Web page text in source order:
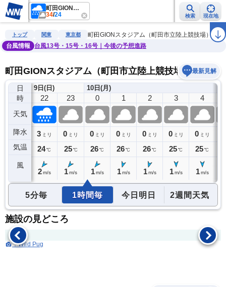
町田GIONスタジアム（町田市立陸上競技場）
34/24 検索 現在地
雨雲レーダー 台風情報 地震情報 警報・注意報 2週間天気 ラ
トップ 関東 東京都
町田GIONスタジアム（町田市立陸上競技場）
台風情報
台風13号・15号・16号｜今後の予想進路
町田GIONスタジアム（町田市立陸上競技場）の天気
最新見解
日
時
天気
降水
気温
風
9日(日)
21
5ミリ
24℃
22
3 ミリ
24℃
2 m/s
23
0 ミリ
25 ℃
1m/s
10日(月)
0
0 ミリ
26℃
1 m/s
1
0 ミリ
26℃
1 m/s
2
0 ミリ
26℃
1 m/s
3
0 ミリ
25℃
1 m/s
4
0 ミリ
25℃
1 m/s
5分毎 1時間毎 今日明日 2週間天気
施設の見どころ
：Wild Pug